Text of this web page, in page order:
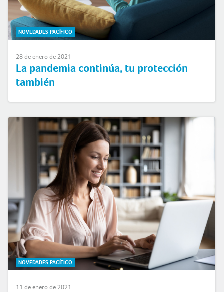
NOVEDADES PACÍFICO
28 de enero de 2021
La pandemia continúa, tu protección
también
NOVEDADES PACÍFICO
11 de enero de 2021